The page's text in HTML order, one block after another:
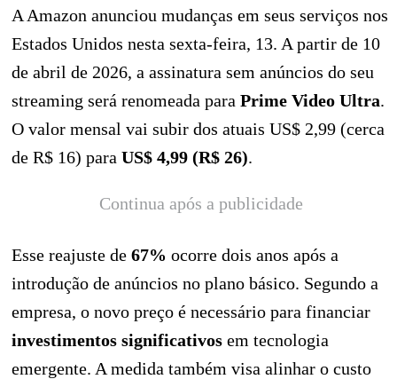
A Amazon anunciou mudanças em seus serviços nos
Estados Unidos nesta sexta-feira, 13. A partir de 10
de abril de 2026, a assinatura sem anúncios do seu
streaming será renomeada para Prime Video Ultra.
O valor mensal vai subir dos atuais US$ 2,99 (cerca
de R$ 16) para US$ 4,99 (R$ 26).
Continua após a publicidade
Esse reajuste de 67% ocorre dois anos após a
introdução de anúncios no plano básico. Segundo a
empresa, o novo preço é necessário para financiar
investimentos significativos em tecnologia
emergente. A medida também visa alinhar o custo